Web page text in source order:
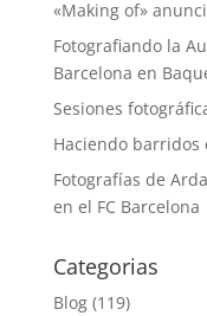
«Making of»
Fotografiando la
Barcelona en
Sesiones
Haciendo barridos
Fotografías de
en el FC Barcelona
Categorias
Blog(119)